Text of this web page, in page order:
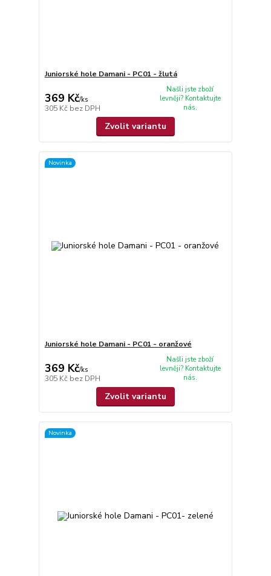
Juniorské hole Damani - PC01 - žlutá
369 Kč/ks
305 Kč bez DPH
Našli jste zboží
levněji? Kontaktujte
nás.
Zvolit variantu
Novinka
Juniorské hole Damani - PC01 - oranžové
369 Kč/ks
305 Kč bez DPH
Našli jste zboží
levněji? Kontaktujte
nás.
Zvolit variantu
Novinka